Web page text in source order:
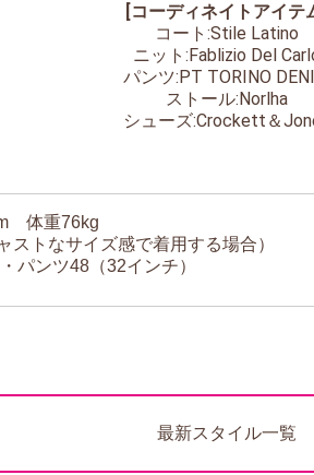
[コーディネイトアイテ
コート:Stile Latino
ニット:Fablizio Del
パンツ:PT TORINO
ストール:Norlha
シューズ:Crockett＆
体重76kg
ストなサイズ感で着用する場合）
パンツ48（32インチ）
最新スタイル一覧